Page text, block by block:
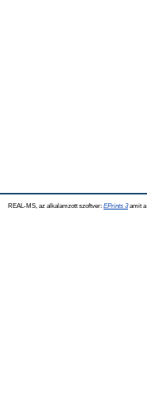
REAL-MS, az alkalamzott szoftver: EPrints 3amit a